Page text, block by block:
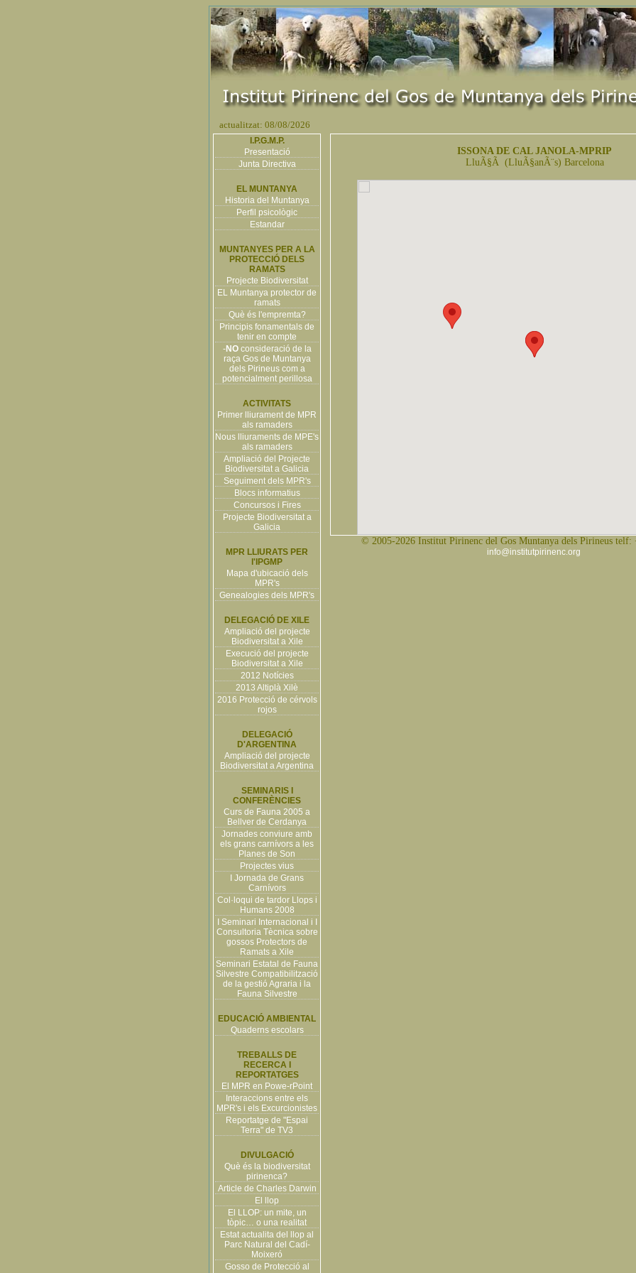
actualitzat: 08/08/2026
I.P.G.M.P.
Presentació
Junta Directiva
EL MUNTANYA
Historia del Muntanya
Perfil psicològic
Estandar
MUNTANYES PER A LA
PROTECCIÓ DELS
RAMATS
Projecte Biodiversitat
EL Muntanya protector de
ramats
Què és l'empremta?
Principis fonamentals de
tenir en compte
-NOconsideració de la
raça Gos de Muntanya
dels Pirineus com a
potencialment perillosa
ACTIVITATS
Primer lliurament de MPR
als ramaders
Nous lliuraments de MPE's
als ramaders
Ampliació del Projecte
Biodiversitat a Galicia
Seguiment dels MPR's
Blocs informatius
Concursos i Fires
Projecte Biodiversitat a
Galicia
MPR LLIURATS PER
l'IPGMP
Mapa d'ubicació dels
MPR's
Genealogies dels MPR's
DELEGACIÓ DE XILE
Ampliació del projecte
Biodiversitat a Xile
Execució del projecte
Biodiversitat a Xile
2012 Notícies
2013 Altiplà Xilè
2016 Protecció de cérvols
rojos
DELEGACIÓ
D'ARGENTINA
Ampliació del projecte
Biodiversitat a Argentina
SEMINARIS I
CONFERÈNCIES
Curs de Fauna 2005 a
Bellver de Cerdanya
Jornades conviure amb
els grans carnívors a les
Planes de Son
Projectes vius
I Jornada de Grans
Carnívors
Col·loqui de tardor Llops i
Humans 2008
I Seminari Internacional i I
Consultoria Tècnica sobre
gossos Protectors de
Ramats a Xile
Seminari Estatal de Fauna
Silvestre Compatibilització
de la gestió Agraria i la
Fauna Silvestre
EDUCACIÓ AMBIENTAL
Quaderns escolars
TREBALLS DE
RECERCA I
REPORTATGES
El MPR en Powe-rPoint
Interaccions entre els
MPR's i els Excurcionistes
Reportatge de "Espai
Terra" de TV3
DIVULGACIÓ
Què és la biodiversitat
pirinenca?
Article de Charles Darwin
El llop
El LLOP: un mite, un
tòpic… o una realitat
Estat actualita del llop al
Parc Natural del Cadí-
Moixeró
Gosso de Protecció al
ISSONA DE CAL JANOLA-MPRIP
LluÃ§Ã (LluÃ§anÃ¨s) Barcelona
© 2005-2026 Institut Pirinenc del Gos Muntanya dels Pirineus telf:
info@institutpirinenc.org